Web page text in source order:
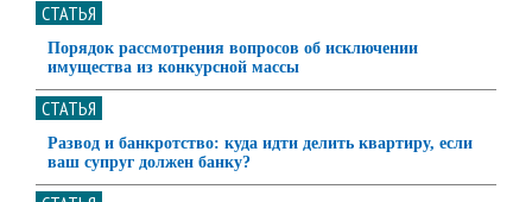
СТАТЬЯ
Порядок рассмотрения вопросов об исключении
имущества из конкурсной массы
СТАТЬЯ
Развод и банкротство: куда идти делить квартиру, если
ваш супруг должен банку?